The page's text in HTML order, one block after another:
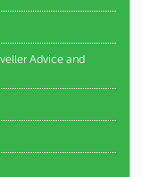
Advice and